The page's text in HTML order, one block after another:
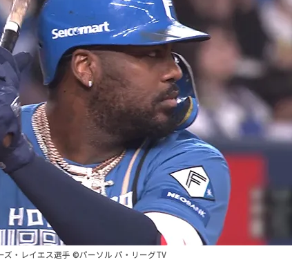
ズ・レイエス選手 ©パーソル パ・リーグTV